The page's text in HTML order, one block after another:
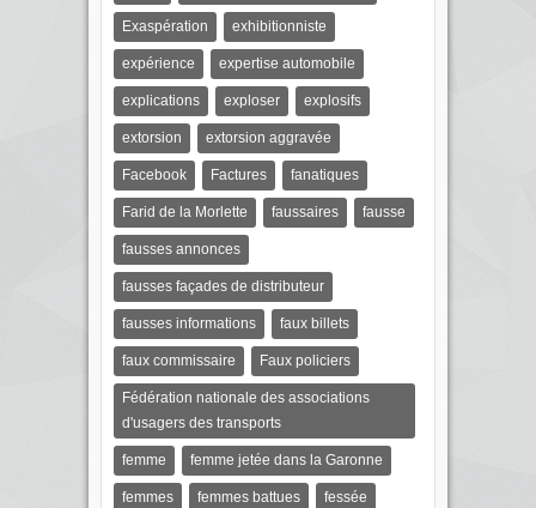
Exaspération exhibitionniste
expérience expertise automobile
explications exploser explosifs
extorsion extorsion aggravée
Facebook Factures fanatiques
Farid de la Morlette faussaires fausse
fausses annonces
fausses façades de distributeur
fausses informations faux billets
faux commissaire Faux policiers
Fédération nationale des associations
d'usagers des transports
femme femme jetée dans la Garonne
femmes femmes battues fessée